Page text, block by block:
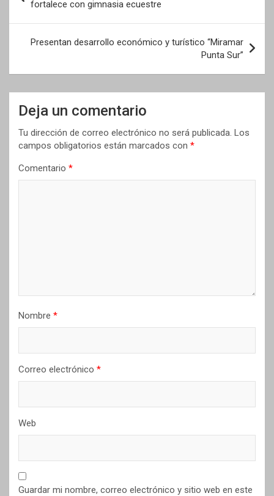
entradas
fortalece con gimnasia ecuestre
Presentan desarrollo económico y turístico “Miramar
Punta Sur”
Deja un comentario
Tu dirección de correo electrónico no será publicada. Los
campos obligatorios están marcados con *
Comentario *
Nombre *
Correo electrónico *
Web
Guardar mi nombre, correo electrónico y sitio web en este